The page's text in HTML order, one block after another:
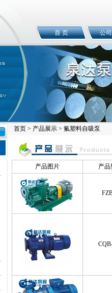
首 页 公
首页> 产品展示> 氟塑料自吸泵
产品图片 产品